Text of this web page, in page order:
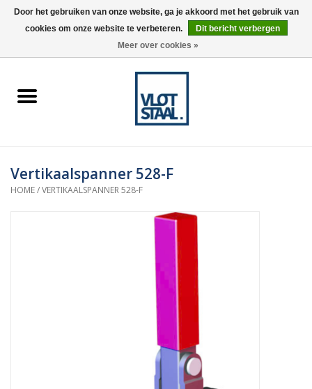
0 Artikelen - €0,00
spanners
Vertikaalspanner 528-F
HOME/VERTIKAALSPANNER 528-F
Door het gebruiken van onze website, ga je akkoord met het gebruik van
cookies om onze website te verbeteren.
Dit bericht verbergen
Meer over cookies »